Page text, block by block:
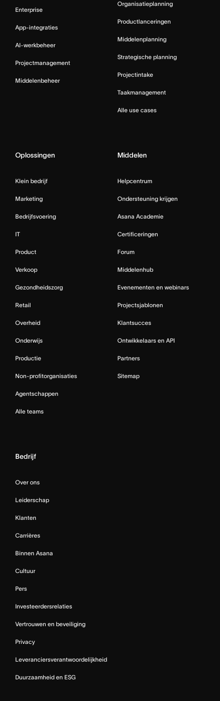
Enterprise
App-integraties
AI-werkbeheer
Projectmanagement
Middelenbeheer
Organisatieplanning
Productlanceringen
Middelenplanning
Strategische planning
Projectintake
Taakmanagement
Alle use cases
Oplossingen
Klein bedrijf
Marketing
Bedrijfsvoering
IT
Product
Verkoop
Gezondheidszorg
Retail
Overheid
Onderwijs
Productie
Non-profitorganisaties
Agentschappen
Alle teams
Middelen
Helpcentrum
Ondersteuning krijgen
Asana Academie
Certificeringen
Forum
Middelenhub
Evenementen en webinars
Projectsjablonen
Klantsucces
Ontwikkelaars en API
Partners
Sitemap
Bedrijf
Over ons
Leiderschap
Klanten
Carrières
Binnen Asana
Cultuur
Pers
Investeerdersrelaties
Vertrouwen en beveiliging
Privacy
Leveranciersverantwoordelijkheid
Duurzaamheid en ESG